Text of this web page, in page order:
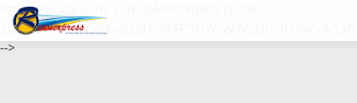
https://bugaruche.com/dAmKFnzWd.GoNiv-
ZDGvUM/DeFm/9EupZZUsl/kFPSTuY/ywNqDUcRx/N/j/A/
-->